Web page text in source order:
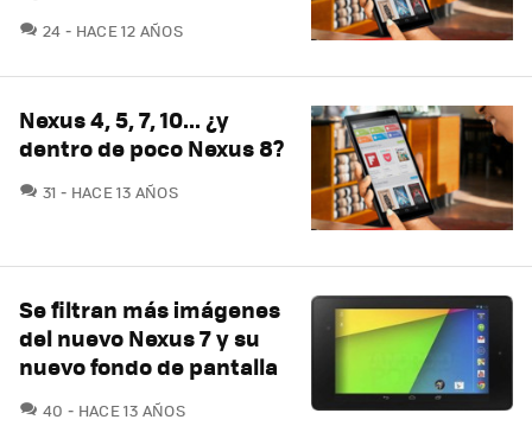
24 COMENTARIOS
HACE 12 AÑOS
Nexus 4, 5, 7, 10... ¿y
dentro de poco Nexus 8?
31 COMENTARIOS
HACE 13 AÑOS
Se filtran más imágenes
del nuevo Nexus 7 y su
nuevo fondo de pantalla
40 COMENTARIOS
HACE 13 AÑOS